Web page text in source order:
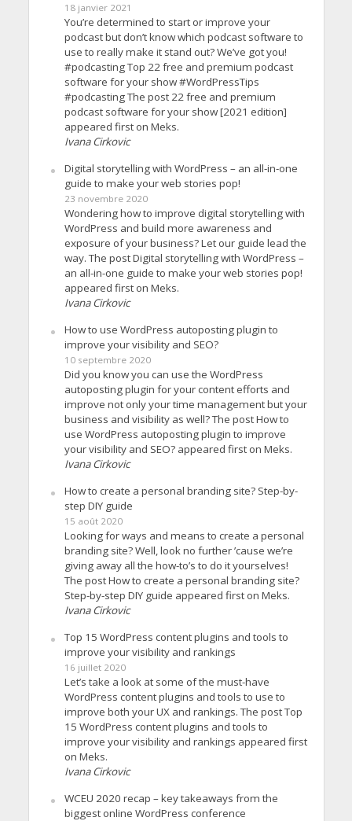
18 janvier 2021
You’re determined to start or improve your
podcast but don’t know which podcast software to
use to really make it stand out? We’ve got you!
#podcasting Top 22 free and premium podcast
software for your show #WordPressTips
#podcasting The post 22 free and premium
podcast software for your show [2021 edition]
appeared first on Meks.
Ivana Cirkovic
Digital storytelling with WordPress – an all-in-one
guide to make your web stories pop!
23 novembre 2020
Wondering how to improve digital storytelling with
WordPress and build more awareness and
exposure of your business? Let our guide lead the
way. The post Digital storytelling with WordPress –
an all-in-one guide to make your web stories pop!
appeared first on Meks.
Ivana Cirkovic
How to use WordPress autoposting plugin to
improve your visibility and SEO?
10 septembre 2020
Did you know you can use the WordPress
autoposting plugin for your content efforts and
improve not only your time management but your
business and visibility as well? The post How to
use WordPress autoposting plugin to improve
your visibility and SEO? appeared first on Meks.
Ivana Cirkovic
How to create a personal branding site? Step-by-
step DIY guide
15 août 2020
Looking for ways and means to create a personal
branding site? Well, look no further ’cause we’re
giving away all the how-to’s to do it yourselves!
The post How to create a personal branding site?
Step-by-step DIY guide appeared first on Meks.
Ivana Cirkovic
Top 15 WordPress content plugins and tools to
improve your visibility and rankings
16 juillet 2020
Let’s take a look at some of the must-have
WordPress content plugins and tools to use to
improve both your UX and rankings. The post Top
15 WordPress content plugins and tools to
improve your visibility and rankings appeared first
on Meks.
Ivana Cirkovic
WCEU 2020 recap – key takeaways from the
biggest online WordPress conference